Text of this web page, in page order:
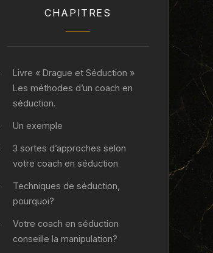
CHAPITRES
Livre « Drague et Séduction »
Les méthodes d’un coach en
séduction.
Un exemple
3 sortes d’approches selon
votre coach en séduction
Techniques de séduction,
pourquoi?
Votre coach en séduction
conseille la manipulation?